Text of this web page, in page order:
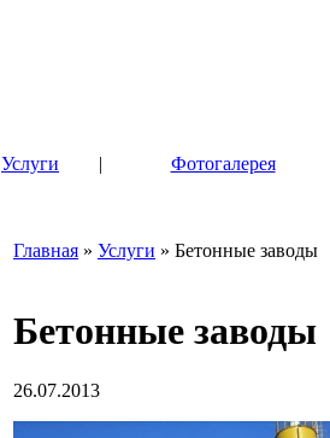
Услуги | Фотогалерея
Главная » Услуги » Бетонные заводы
Бетонные заводы
26.07.2013